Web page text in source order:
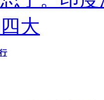
大